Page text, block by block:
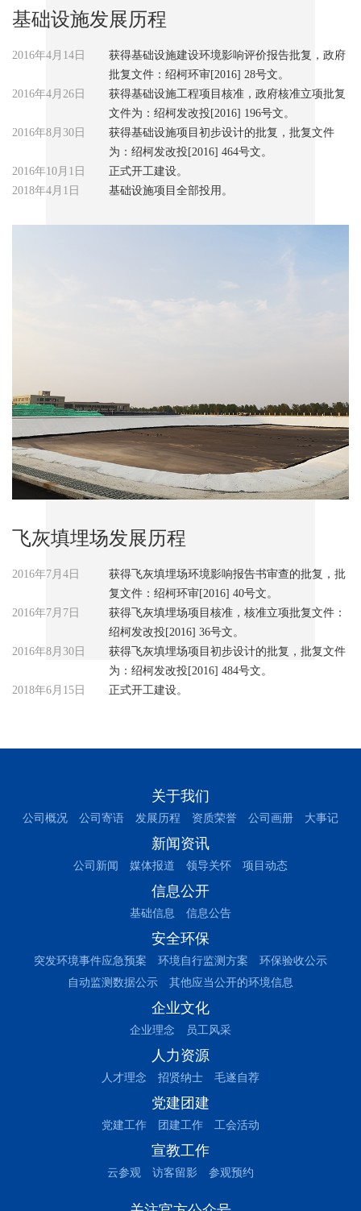
基础设施发展历程
2016年4月14日
获得基础设施建设环境影响评价报告批复，政府
批复文件：绍柯环审[2016] 28号文。
2016年4月26日
获得基础设施工程项目核准，政府核准立项批复
文件为：绍柯发改投[2016] 196号文。
2016年8月30日
获得基础设施项目初步设计的批复，批复文件
为：绍柯发改投[2016] 464号文。
2016年10月1日
正式开工建设。
2018年4月1日
基础设施项目全部投用。
飞灰填埋场发展历程
2016年7月4日
获得飞灰填埋场环境影响报告书审查的批复，批
复文件：绍柯环审[2016] 40号文。
2016年7月7日
获得飞灰填埋场项目核准，核准立项批复文件：
绍柯发改投[2016] 36号文。
2016年8月30日
获得飞灰填埋场项目初步设计的批复，批复文件
为：绍柯发改投[2016] 484号文。
2018年6月15日
正式开工建设。
关于我们
公司概况 公司寄语 发展历程 资质荣誉 公司画册 大事记
新闻资讯
公司新闻 媒体报道 领导关怀 项目动态
信息公开
基础信息 信息公告
安全环保
突发环境事件应急预案 环境自行监测方案
环保验收公示
自动监测数据公示
其他应当公开的环境信息
企业文化
企业理念 员工风采
人力资源
人才理念 招贤纳士 毛遂自荐
党建团建
党建工作 团建工作 工会活动
宣教工作
云参观 访客留影 参观预约